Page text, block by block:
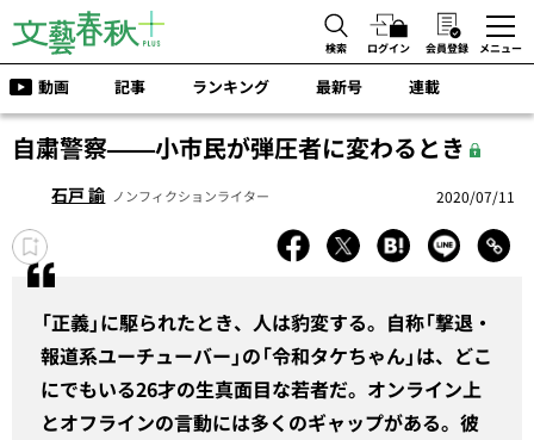
検索 ログイン 会員登録 メニュー
動画 記事 ランキング 最新号 連載
自粛警察——小市民が弾圧者に変わるとき
石戸 諭 ノンフィクションライター 2020/07/11
「正義」に駆られたとき、人は豹変する。自称「撃退・
報道系ユーチューバー」の「令和タケちゃん」は、どこ
にでもいる26才の生真面目な若者だ。オンライン上
とオフラインの言動には多くのギャップがある。彼